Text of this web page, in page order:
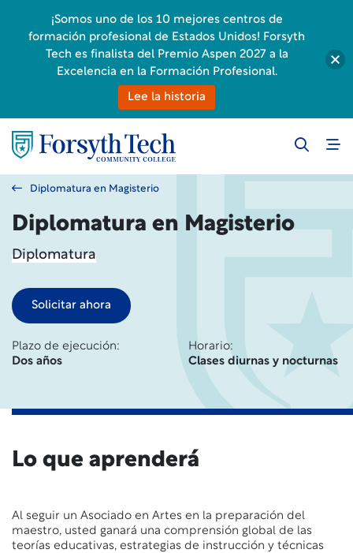
Diplomatura en Magisterio
Diplomatura en Magisterio
Diplomatura
Solicitar ahora
Plazo de ejecución:
Dos años
Horario:
Clases diurnas y nocturnas
Lo que aprenderá
Al seguir un Asociado en Artes en la preparación del
maestro, usted ganará una comprensión global de las
teorías educativas, estrategias de instrucción y técnicas
¡Somos uno de los 10 mejores centros de
formación profesional de Estados Unidos! Forsyth
Tech es finalista del Premio Aspen 2027 a la
Excelencia en la Formación Profesional.
Lee la historia